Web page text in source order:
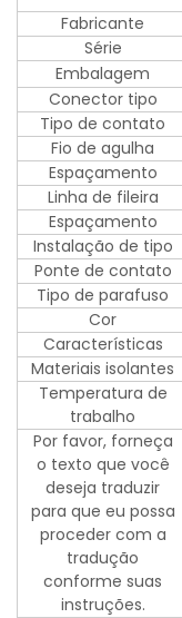
Fabricante
Série
Embalagem
Conector tipo
Tipo de contato
Fio de agulha
Espaçamento
Linha de fileira
Espaçamento
Instalação de tipo
Ponte de contato
Tipo de parafuso
Cor
Características
Materiais isolantes
Temperatura de
trabalho
Por favor, forneça
o texto que você
deseja traduzir
para que eu possa
proceder com a
tradução
conforme suas
instruções.